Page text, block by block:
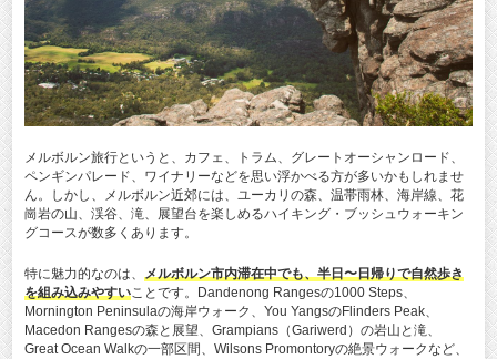
メルボルン旅行というと、カフェ、トラム、グレートオーシャンロード、
ペンギンパレード、ワイナリーなどを思い浮かべる方が多いかもしれませ
ん。しかし、メルボルン近郊には、ユーカリの森、温帯雨林、海岸線、花
崗岩の山、渓谷、滝、展望台を楽しめるハイキング・ブッシュウォーキン
グコースが数多くあります。
特に魅力的なのは、 メルボルン市内滞在中でも、半日〜日帰りで自然歩き
を組み込みやすいことです。Dandenong Rangesの1000 Steps、
Mornington Peninsulaの海岸ウォーク、You YangsのFlinders Peak、
Macedon Rangesの森と展望、Grampians（Gariwerd）の岩山と滝、
Great Ocean Walkの一部区間、Wilsons Promontoryの絶景ウォークなど、